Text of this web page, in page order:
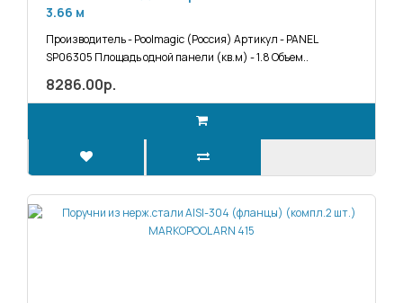
3.66 м
Производитель - Poolmagic (Россия) Артикул - PANEL
SP06305 Площадь одной панели (кв.м) - 1.8 Объем..
8286.00р.